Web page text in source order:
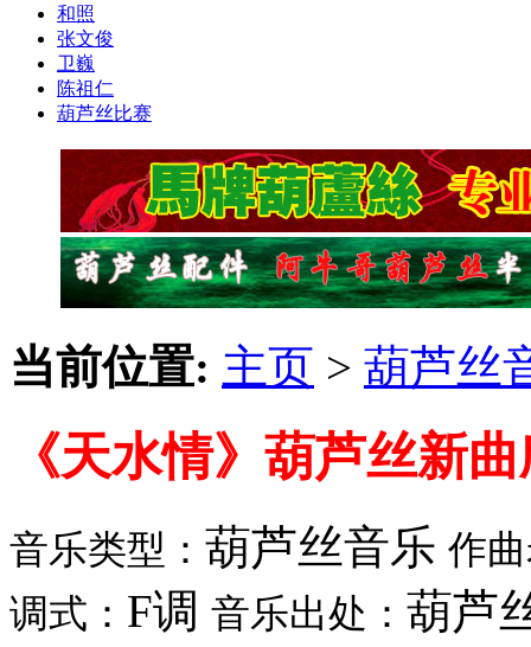
和照
张文俊
卫巍
陈祖仁
葫芦丝比赛
当前位置: 主页 > 葫芦丝
《天水情》葫芦丝新
音乐类型： 葫芦丝音乐 作
调式： F调 音乐出处： 葫芦